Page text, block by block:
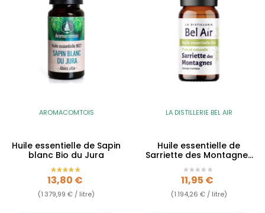
AROMACOMTOIS
Huile essentielle de Sapin
blanc Bio du Jura
Prix
13,80 €
(1 379,99 € / litre)
LA DISTILLERIE BEL AIR
Huile essentielle de
Sarriette des Montagnes
BIO
Prix
11,95 €
(1 194,26 € / litre)